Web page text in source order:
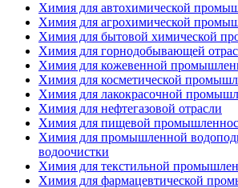
Химия для автохимической
Химия для агрохимической
Химия для бытовой химической
Химия для горнодобывающей
Химия для кожевенной
Химия для косметической
Химия для лакокрасочной
Химия для нефтегазовой отрасли
Химия для пищевой
Химия для промышленной
водоочистки
Химия для текстильной
Химия для фармацевтической